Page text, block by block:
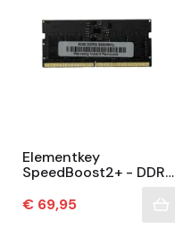
Elementkey
SpeedBoost2+ - DDR5
5600MHz (PC5-
44800) – Hoge
Prijs
€ 69,95